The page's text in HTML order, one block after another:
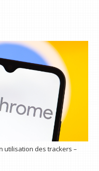
utilisation des trackers –